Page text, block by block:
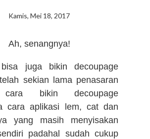
Kamis, Mei 18, 2017
Ah, senangnya!
juga bikin decoupage
sekian lama penasaran
cara bikin decoupage
cara aplikasi lem, cat dan
yang masih menyisakan
padahal sudah cukup